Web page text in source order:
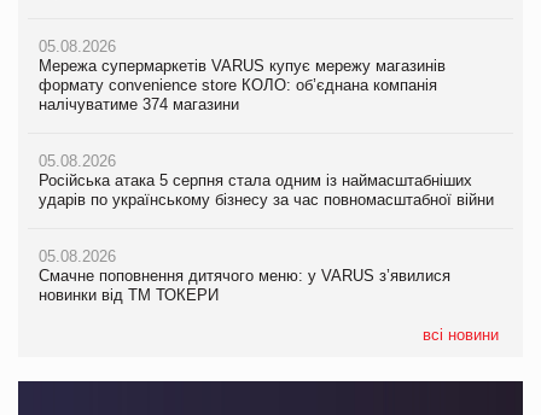
05.08.2026
Мережа супермаркетів VARUS купує мережу магазинів
формату convenience store КОЛО: об’єднана компанія
налічуватиме 374 магазини
05.08.2026
Російська атака 5 серпня стала одним із наймасштабніших
ударів по українському бізнесу за час повномасштабної війни
05.08.2026
Смачне поповнення дитячого меню: у VARUS з’явилися
новинки від ТМ ТОКЕРИ
всі новини
05.08.2026
Смачне поповнення дитячого меню: у VARUS з’явилися
новинки від ТМ ТОКЕРИ
05.08.2026
Сергій Лісунов про заморожені хлібобулочні вироби на
PrivateLabel&FMCG Master 2026
04.08.2026
Через атаку РФ у Дніпрі пошкоджено склад шоколаду
Millennium
05.08.2026
Adidas витратила понад $1 млрд на маркетинг за квартал
продуктів